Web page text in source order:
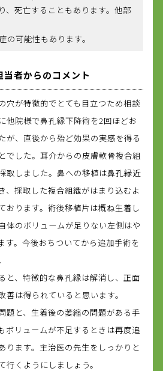
、死亡することもあります。他部
の可能性もあります。
者からのコメント
穴が特徴的でとても目立つため相談
他院様で鼻孔縁下降術を2回ほどお
が、直後から殆ど効果の実感を得る
でした。耳介からの皮膚軟骨複合組
取しました。鼻への移植は鼻孔縁近
、採取した複合組織がはまり込むよ
おります。術後移植片は概ね生着し
体のボリュームが足りない左側はや
す。今後おちついてから追加手術を
と、特徴的な鼻孔縁は解消し、正面
善は得られていると思います。
題と、生着後の萎縮の問題がある手
ボリュームが不足するときは再度追
ります。主治医の先生をしっかりと
くようにしましょう。